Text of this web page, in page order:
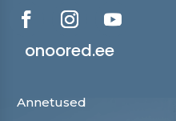
onoored.ee
Annetused